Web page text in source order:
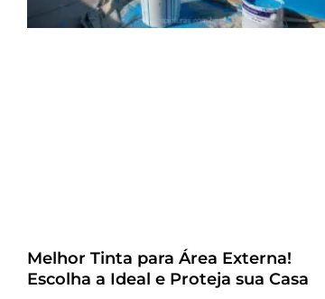
Melhor Tinta para Área Externa!
Escolha a Ideal e Proteja sua Casa